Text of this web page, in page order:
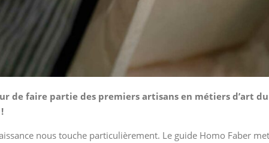
de faire partie des premiers artisans en métiers d’art
!
nous touche particulièrement. Le guide Homo Faber